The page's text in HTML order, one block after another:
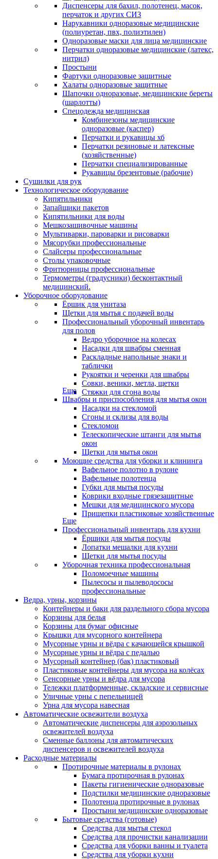
Диспенсеры для бахил, полотенец, масок,
перчаток и других СИЗ
Нарукавники одноразовые медицинские
(полиуретан, пвх, полиэтилен)
Одноразовые маски для лица медицинские
Перчатки одноразовые медицинские (латекс,
нитрил)
Простыни
Фартуки одноразовые защитные
Халаты одноразовые защитные
Шапочки одноразовые, медицинские береты
(шарлотты)
Спецодежда медицинская
Комбинезоны медицинские
одноразовые (каспер)
Перчатки и рукавицы хб
Перчатки резиновые и латексные
(хозяйственные)
Перчатки специализированные
Рукавицы брезентовые (рабочие)
Сушилки для рук
Технологическое оборудование
Кипятильники
Запайщики пакетов
Кипятильники для воды
Мешкозашивочные машины
Мультиварки, пароварки и рисоварки
Мясорубки профессиональные
Слайсеры профессиональные
Столы упаковочные
Фритюрницы профессиональные
Термометры (градусники) бесконтактный
медицинский.
Уборочное оборудование
Ёршик для унитаза
Щетки для мытья с подачей воды
Профессиональный уборочный инвентарь
для полов
Ведро уборочное на колесах
Насадки для швабры сменная
Раскладные напольные знаки и
таблички
Рукоятки и черенки для швабры
Совки, веники, метла, щетки
Стяжки для сгона воды
Еще
Швабры и приспособления для мытья окон
Насадки на стекломой
Сгоны и склизы для воды
Стекломои
Телескопические штанги для мытья
окон
Щетки для мытья окон
Моющие средства для уборки и клининга
Вафельное полотно в рулоне
Вафельные полотенца
Губки для мытья посуды
Коврики входные грязезащитные
Мешки для медицинского мусора
Прищепки пластиковые хозяйственные
Еще
Профессиональный инвентарь для кухни
Ёршики для мытья посуды
Лопатки мешалки для кухни
Щетки для мытья посуды
Уборочная техника профессиональная
Поломоечные машины
Пылесосы и пылеводососы
профессиональные
Ведра, урны, корзины
Контейнеры и баки для раздельного сбора мусора
Корзины для белья
Корзины для бумаг офисные
Крышки для мусорного контейнера
Мусорные урны и вёдра с качающейся крышкой
Мусорные урны и вёдра с педалью
Мусорный контейнер (бак) пластиковый
Пластиковые контейнеры для мусора на колёсах
Сенсорные урны и вёдра для мусора
Тележки платформенные, складские и сервисные
Уличные урны с пепельницей
Урна для мусора навесная
Автоматические освежители воздуха
Автоматические диспенсеры для аэрозольных
освежителей воздуха
Сменные баллоны для автоматических
диспенсеров и освежителей воздуха
Расходные материалы
Протирочные материалы в рулонах
Бумага протирочная в рулонах
Пакеты гигиенические одноразовые
Подстилки медицинские одноразовые
Полотенца протирочные в рулонах
Простыни медицинские одноразовые
Бытовые средства (готовые)
Средства для мытья стекол
Средства для прочистки канализации
Средства для уборки ванны и туалета
Средства для уборки кухни